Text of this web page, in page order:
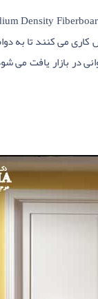
می کنند تا به دوام